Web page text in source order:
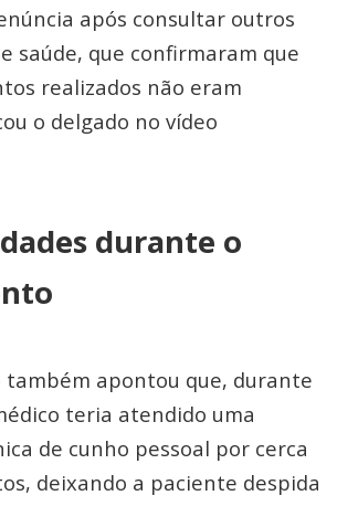
após consultar outros
saúde, que confirmaram que
realizados não eram
o delgado no vídeo
durante o
também apontou que, durante
teria atendido uma
de cunho pessoal por cerca
deixando a paciente despida